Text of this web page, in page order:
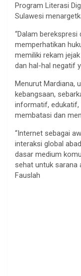
Program Literasi
Sulawesi
“Dalam
memperhatikan
memiliki rekam
dan hal-hal negatif
Menurut Mardiana,
kebangsaan,
informatif, edukatif,
membatasi dan
“Internet sebagai
interaksi global
dasar medium
sehat untuk sarana
Fauslah